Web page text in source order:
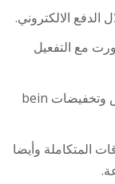
مع التفعيل
اشتراك سنوي وشهري بي ان مع عروض وتخفيضات bein
المتكاملة وأيضا